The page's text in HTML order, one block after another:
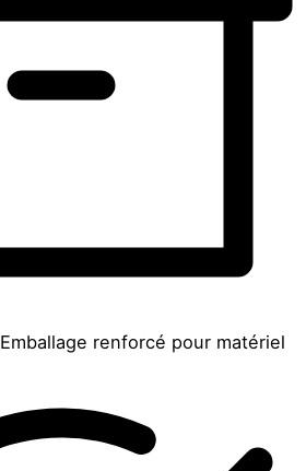
Emballage renforcé pour matériel